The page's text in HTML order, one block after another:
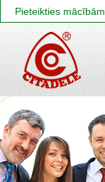
Pieteikties mācībām